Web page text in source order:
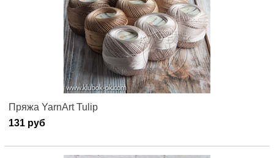
Пряжа YarnArt Tulip
131 руб